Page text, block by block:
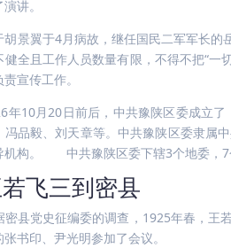
讲。
胡景翼于4月病故，继任国民二军军长
健全且工作人员数量有限，不得不把“
宣传工作。
年10月20日前后，中共豫陕区委成立
冯品毅、刘天章等。中共豫陕区委隶属
机构。 中共豫陕区委下辖3个地委，7
飞三到密县
密县党史征编委的调查，1925年春，王
张书印、尹光明参加了会议。